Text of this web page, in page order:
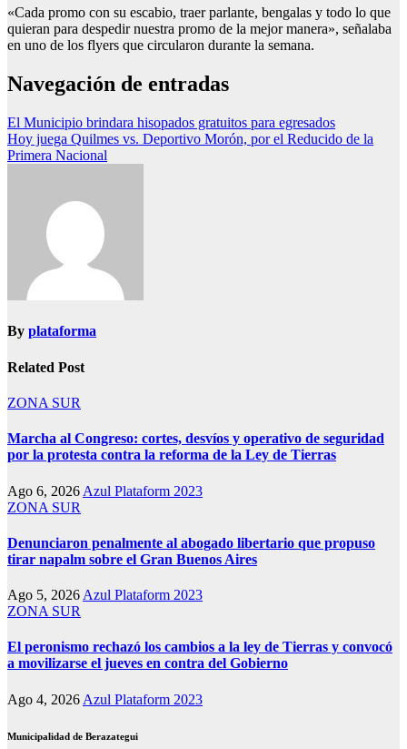
«Cada promo con su escabio, traer parlante, bengalas y todo lo que
quieran para despedir nuestra promo de la mejor manera», señalaba
en uno de los flyers que circularon durante la semana.
Navegación de entradas
El Municipio brindara hisopados gratuitos para egresados
Hoy juega Quilmes vs. Deportivo Morón, por el Reducido de la
Primera Nacional
By plataforma
Related Post
ZONA SUR
Marcha al Congreso: cortes, desvíos y operativo de seguridad
por la protesta contra la reforma de la Ley de Tierras
Ago 6, 2026 Azul Plataform 2023
ZONA SUR
Denunciaron penalmente al abogado libertario que propuso
tirar napalm sobre el Gran Buenos Aires
Ago 5, 2026 Azul Plataform 2023
ZONA SUR
El peronismo rechazó los cambios a la ley de Tierras y convocó
a movilizarse el jueves en contra del Gobierno
Ago 4, 2026 Azul Plataform 2023
Municipalidad de Berazategui